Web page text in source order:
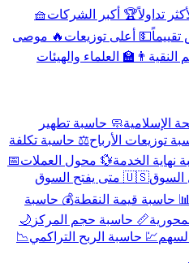
تداولاً🏆 أكبر الشركات🧺
💵 أعلى توزيعات 🔥 موصى
النقية 👨‍🏫 العلماء والهيئات
الإسلامية🧼 حاسبة تطهير
توزيعات الأرباح⚖️ حاسبة تكلفة
نهاية الخدمة💱 محول العملات📅
السوق
🇺🇸 متى يفتح السوق
📊 حاسبة قيمة النقطة💰 حاسبة
📏 حاسبة حجم المركز 🌙
💹 حاسبة الربح التراكمي📉